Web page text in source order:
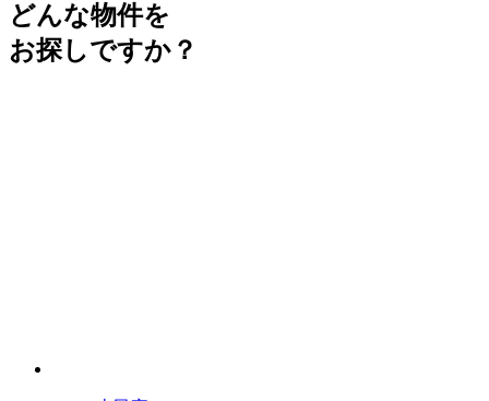
どんな物件を
お探しですか？